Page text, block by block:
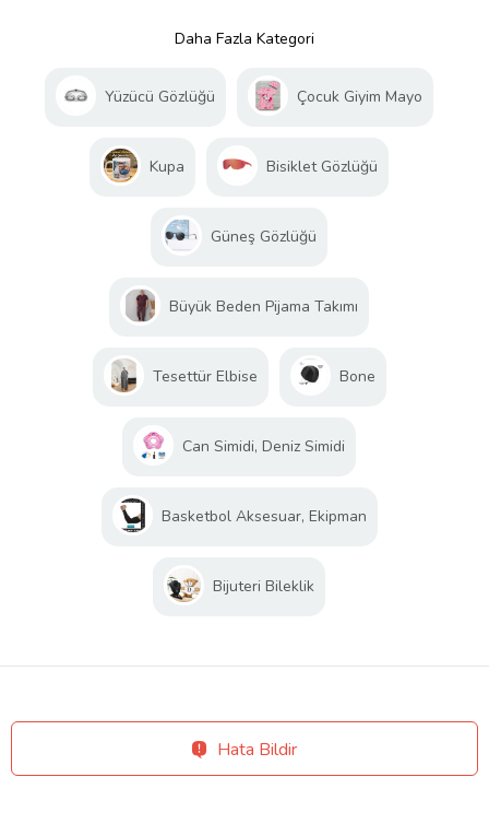
Daha Fazla Kategori
Yüzücü Gözlüğü Çocuk Giyim Mayo
Kupa Bisiklet Gözlüğü
Güneş Gözlüğü
Büyük Beden Pijama Takımı
Tesettür Elbise Bone
Can Simidi, Deniz Simidi
Basketbol Aksesuar, Ekipman
Bijuteri Bileklik
Hata Bildir